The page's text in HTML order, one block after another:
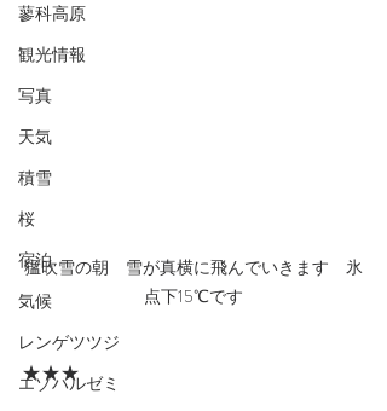
蓼科高原
観光情報
写真
天気
積雪
桜
宿泊
気候
レンゲツツジ
エゾハルゼミ
猛吹雪の朝　雪が真横に飛んでいきます　氷
点下15℃です
★★★